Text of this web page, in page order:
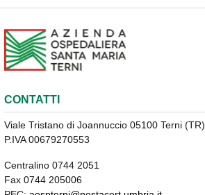
CONTATTI
Viale Tristano di Joannuccio 05100 Terni (TR)
P.IVA 00679270553
Centralino 0744 2051
Fax 0744 205006